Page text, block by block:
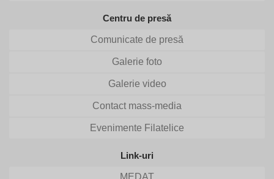
Centru de presă
Comunicate de presă
Galerie foto
Galerie video
Contact mass-media
Evenimente Filatelice
Link-uri
MEDAT